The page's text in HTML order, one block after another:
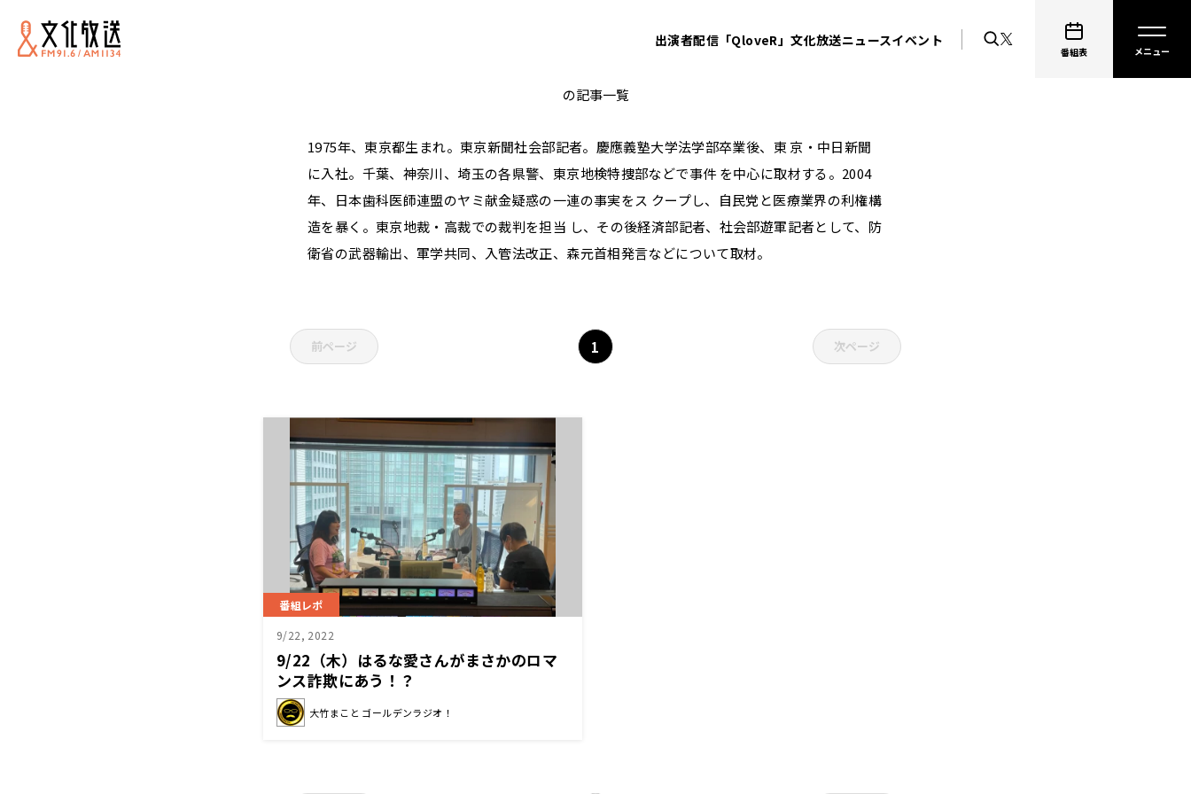
出演者配信「QloveR」文化放送ニュースイベント
番組表
望月衣塑子
の記事一覧
1975年、東京都生まれ。東京新聞社会部記者。慶應義塾大学法学部卒業後、東 京・中日新聞
に入社。千葉、神奈川、埼玉の各県警、東京地検特捜部などで事件 を中心に取材する。2004
年、日本歯科医師連盟のヤミ献金疑惑の一連の事実をス クープし、自民党と医療業界の利権構
造を暴く。東京地裁・高裁での裁判を担当 し、その後経済部記者、社会部遊軍記者として、防
衛省の武器輸出、軍学共同、入管法改正、森元首相発言などについて取材。
前ページ 1 次ページ
番組レポ
9/22, 2022
9/22（木）はるな愛さんがまさかのロマ
ンス詐欺にあう！？
大竹まこと ゴールデンラジオ！